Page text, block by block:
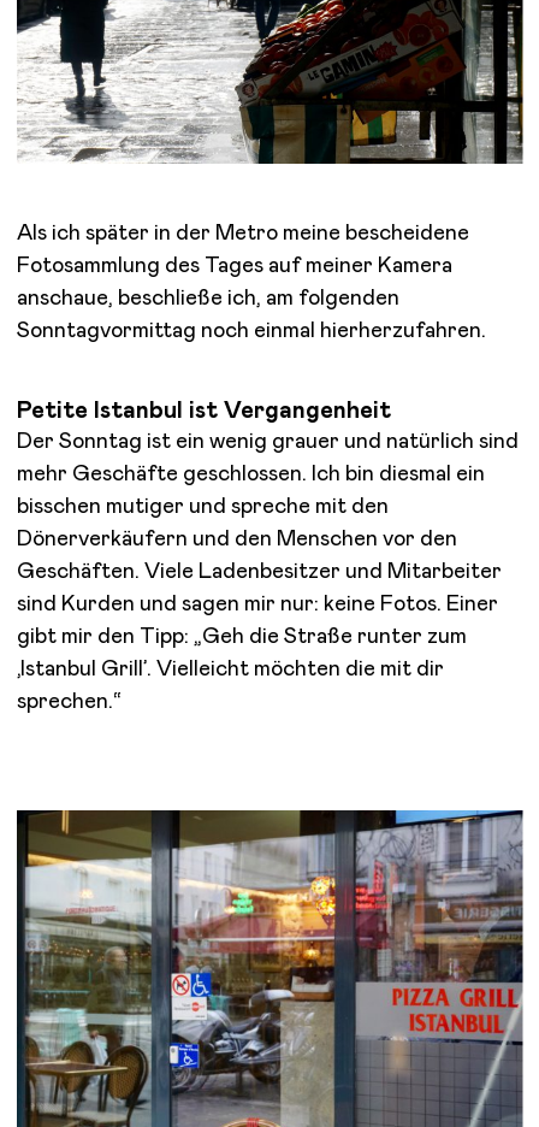
Als ich später in der Metro meine bescheidene
Fotosammlung des Tages auf meiner Kamera
anschaue, beschließe ich, am folgenden
Sonntagvormittag noch einmal hierherzufahren.
Petite Istanbul ist Vergangenheit
Der Sonntag ist ein wenig grauer und natürlich sind
mehr Geschäfte geschlossen. Ich bin diesmal ein
bisschen mutiger und spreche mit den
Dönerverkäufern und den Menschen vor den
Geschäften. Viele Ladenbesitzer und Mitarbeiter
sind Kurden und sagen mir nur: keine Fotos. Einer
gibt mir den Tipp: „Geh die Straße runter zum
‚Istanbul Grill’. Vielleicht möchten die mit dir
sprechen.“